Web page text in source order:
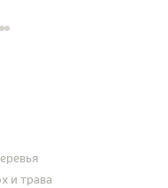
применяют для
и трава